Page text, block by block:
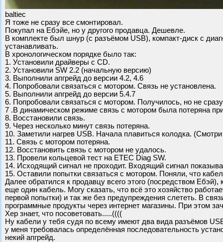
baltiec
Я тоже не сразу все смонтировал.
Покупал на Ебэйе, но у другого продавца. Дешевле.
В комплекте был шнур (с разъёмом USB), компакт-диск с
устанавливать.
В хронологическом порядке было так:
1. Установили драйверы с CD.
2. Установили SW 2.2 (начальную версию)
3. Выполнили апгрейд до версии 4.2, 4.6
4. Попробовали связаться с мотором. Связь не установлена.
5. Выполнили апгрейд до версии 5.4.7
6. Попробовали связаться с мотором. Получилось, но не
7 .В динамическом режиме связь с мотором была потеряна
8. Восстановили связь.
9. Через несколько минут связь потеряна.
10. Заметили нагрев USB. Начала плавиться колодка.
11. Связь с мотором потеряна.
12. Восстановить связь с мотором не удалось.
13. Провели кольцевой тест на ETEC Diag SW.
14. Исходящий сигнал не проходит. Входящий сигнал
15. Оставили попытки связаться с мотором. Поняли, что
Далее обратился к продавцу всего этого (посредством
еще один кабель. Могу сказать, что всё это хозяйство
первой попытки) и так же без предупреждения слететь. В
программные продукты через интернет магазины. При этом
Хер знает, что посоветовать.....((((
Ну кабели у тебя судя по всему имеют два вида разъёмов
у меня требовалась определённая последовательность
некий апгрейд.